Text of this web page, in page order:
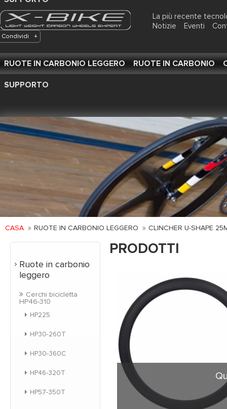
La più recente
Notizie
Eventi
Condividi +
RUOTE IN CARBONIO LEGGERO RUOTE IN CARBONIO
SUPPORTO
CASA RUOTE IN CARBONIO LEGGERO CLINCHER U-SHAPE
Ruote in carbonio
leggero
Cerchi bicicletta
HP46-310
HP225
HP30-260T
HP30-360C
HP46-320T
HP57-350T
PRODOTTI